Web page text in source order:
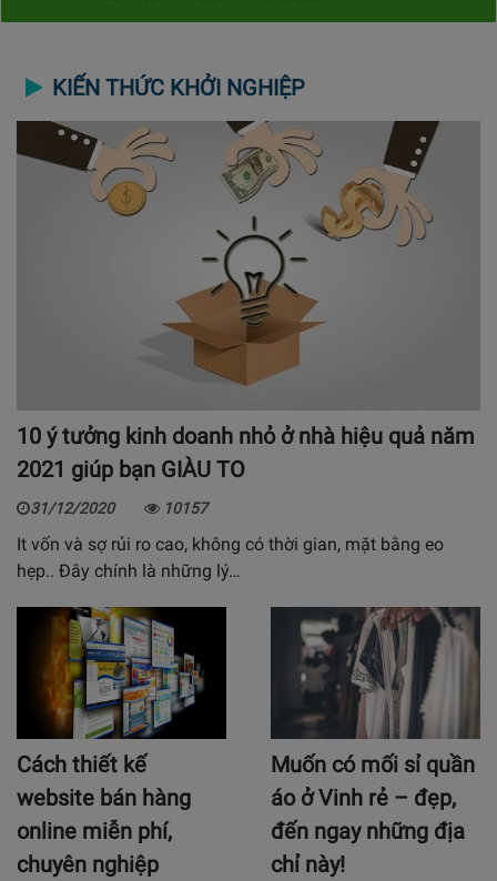
KIẾN THỨC KHỞI NGHIỆP
10 ý tưởng kinh doanh nhỏ ở nhà hiệu quả năm
2021 giúp bạn GIÀU TO
31/12/2020 10157
It vốn và sợ rủi ro cao, không có thời gian, mặt bằng eo
hẹp.. Đây chính là những lý…
Cách thiết kế
website bán hàng
online miễn phí,
chuyên nghiệp
Muốn có mối sỉ quần
áo ở Vinh rẻ – đẹp,
đến ngay những địa
chỉ này!